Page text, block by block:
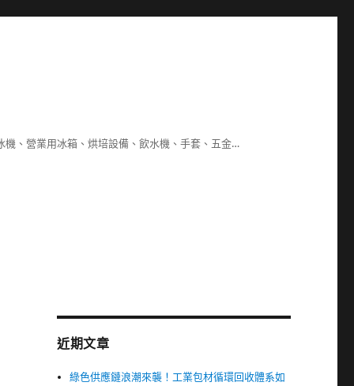
、營業用冰箱、烘培設備、飲水機、手套、五金…
近期文章
綠色供應鏈浪潮來襲！工業包材循環回收體系如